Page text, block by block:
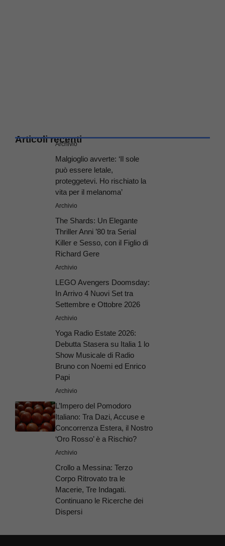
Articoli recenti
Archivio
Malgioglio avverte: ‘Il sole
può essere letale,
proteggetevi. Ho rischiato la
vita per il melanoma’
Archivio
The Shards: Un Elegante
Thriller Anni ’80 tra Serial
Killer e Sesso, con il Figlio di
Richard Gere
Archivio
LEGO Avengers Doomsday:
In Arrivo 4 Nuovi Set tra
Settembre e Ottobre 2026
Archivio
Yoga Radio Estate 2026:
Debutta Stasera su Italia 1 lo
Show Musicale di Radio
Bruno con Noemi ed Enrico
Papi
Archivio
L’Impero del Pomodoro
Italiano: Tra Dazi, Accuse e
Concorrenza Estera, il Nostro
‘Oro Rosso’ è a Rischio?
Archivio
Crollo a Messina: Terzo
Corpo Ritrovato tra le
Macerie, Tre Indagati.
Continuano le Ricerche dei
Dispersi